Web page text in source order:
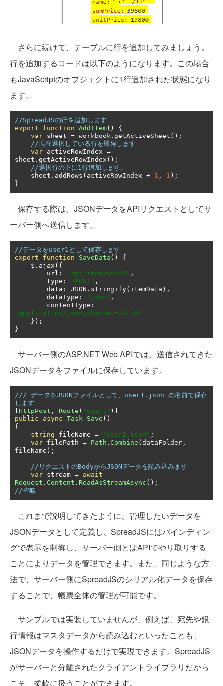
さらに続けて、テーブルに行を追加してみましょう。
行を追加するコードは以下のようになります。この場合
もJavaScriptのオブジェクトに1行追加された状態になり
ます。
//SpreadJSの行を追加します
export
function AddItem()
{
var sheet = workbook . getActiveSheet ();
//現在選択している行を取得します
var activeRowIndex =
sheet . getActiveRowIndex ();
//選択行の下に1行追加します。
    sheet
. addRows ( activeRowIndex + 1 , 1 );
}
保存する際は、JSONデータをAPIリクエストとしてサ
ーバー側へ送信します。
//データをuser1として保存します
export
function SaveData ()
{
    $
. ajax ({
        url
: "api/item/user1" ,
        type
: "POST" ,
        data
: JSON . stringify( itemData ),
        dataType
: "json" ,
        contentType
:
"application/json,charset=UTF-8"
});
}
サーバー側のASP.NET Web APIでは、送信されてきた
JSONデータをファイルに保存しています。
/// データをJSONファイルとして、user1.json の名前で保存
します
[HttpPost , Route ( "user1" )]
public
async Task Save ()
{
string fileName = "user1.json" ;
var filePath = Path . Combine (dataFolder ,
fileName );
//リクエストのBodyからJSONデータを読み込みます
var stream = await
Request . Content . ReadAsStreamAsync ();
//省略
これまで説明してきたように、管理したいデータを
JSONデータとして定義し、SpreadJSにはバインディン
グで表示を制御し、サーバー側とはAPIでやり取りする
ことによりデータを管理できます。また、同じような方
法で、サーバー側にSpreadJSのシリアル化データを保存
することで、帳票全体の管理が可能です。
サンプルでは実装していませんが、例えば、宛先や銀
行情報はマスタデータから読み込むといったことも、
JSONデータを操作するだけで実現できます。SpreadJS
がサーバーと分離されたクライアントライブラリだから
こそ、柔軟に扱うことができます。